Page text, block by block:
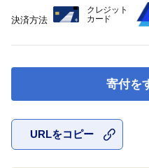
寄付を
URLをコピー
決済方法
クレジット
カード